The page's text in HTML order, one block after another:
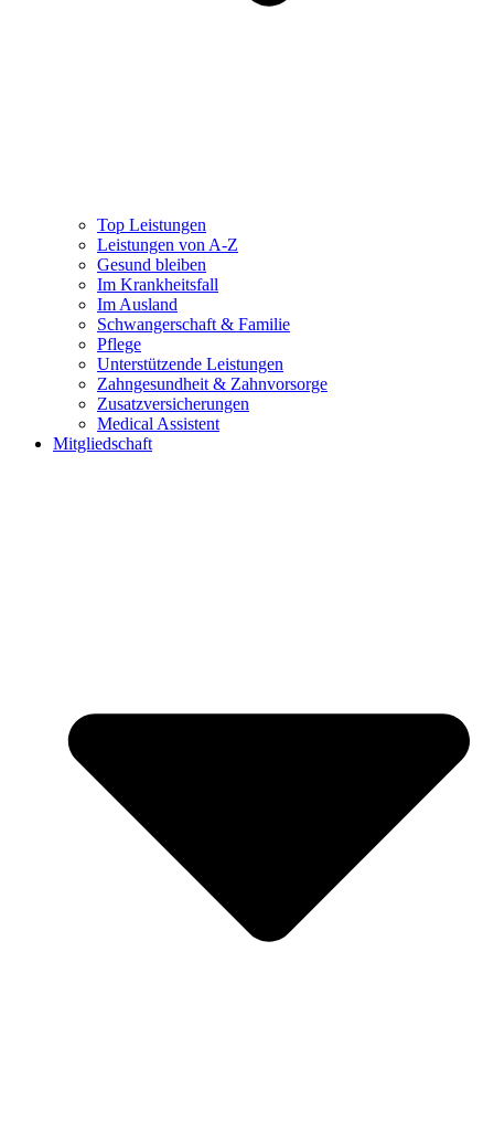
Top Leistungen
Leistungen von A-Z
Gesund bleiben
Im Krankheitsfall
Im Ausland
Schwangerschaft & Familie
Pflege
Unterstützende Leistungen
Zahngesundheit & Zahnvorsorge
Zusatzversicherungen
Medical Assistent
Mitgliedschaft